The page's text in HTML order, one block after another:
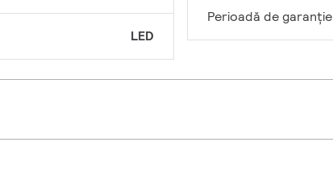
LED
Perioadă de garanţie